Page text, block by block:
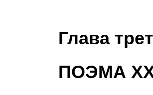
Глава
ПОЭМА